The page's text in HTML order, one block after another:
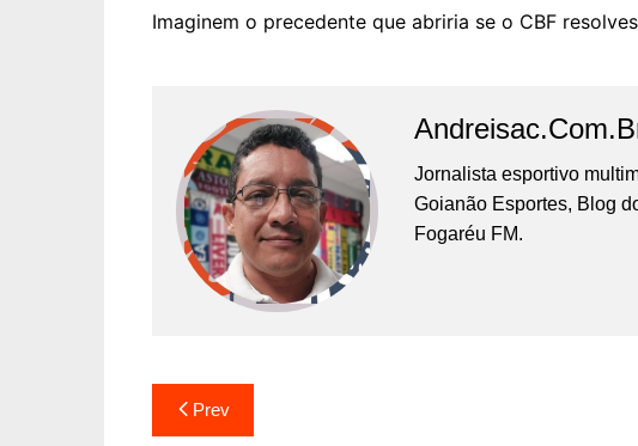
Imaginem o precedente que abriria se o CBF
Jornalista esportivo
Goianão Esportes, Blog
Fogaréu FM.
Prev